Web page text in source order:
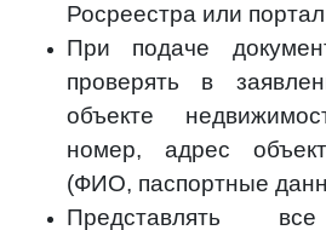
Росреестра или портал
При подаче
проверять в
объекте
номер, адрес
(ФИО, паспортные
Представлять